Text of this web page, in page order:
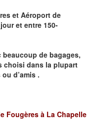
et Aéroport de
et entre 150-
de bagages,
choisi dans la plupart
d’amis .
Fougères à La Chapelle